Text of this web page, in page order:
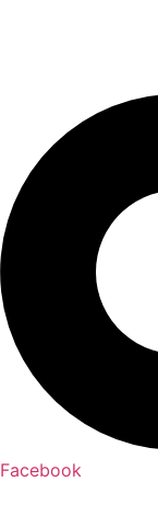
Facebook